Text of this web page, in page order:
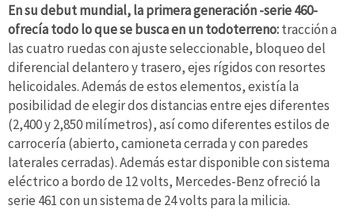
En su debut mundial, la primera generación -serie 460-
ofrecía todo lo que se busca en un todoterreno:tracción a
las cuatro ruedas con ajuste seleccionable, bloqueo del
diferencial delantero y trasero, ejes rígidos con resortes
helicoidales. Además de estos elementos, existía la
posibilidad de elegir dos distancias entre ejes diferentes
(2,400 y 2,850 milímetros), así como diferentes estilos de
carrocería (abierto, camioneta cerrada y con paredes
laterales cerradas). Además estar disponible con sistema
eléctrico a bordo de 12 volts, Mercedes-Benz ofreció la
serie 461 con un sistema de 24 volts para la milicia.